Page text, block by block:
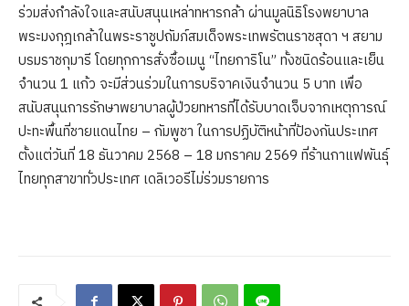
ร่วมส่งกำลังใจและสนับสนุนเหล่าทหารกล้า ผ่านมูลนิธิโรงพยาบาล
พระมงกุฎเกล้าในพระราชูปถัมภ์สมเด็จพระเทพรัตนราชสุดา ฯ สยาม
บรมราชกุมารี โดยทุกการสั่งซื้อเมนู “ไทยการิโน” ทั้งชนิดร้อนและเย็น
จำนวน 1 แก้ว จะมีส่วนร่วมในการบริจาคเงินจำนวน 5 บาท เพื่อ
สนับสนุนการรักษาพยาบาลผู้ป่วยทหารที่ได้รับบาดเจ็บจากเหตุการณ์
ปะทะพื้นที่ชายแดนไทย – กัมพูชา ในการปฏิบัติหน้าที่ป้องกันประเทศ
ตั้งแต่วันที่ 18 ธันวาคม 2568 – 18 มกราคม 2569 ที่ร้านกาแฟพันธุ์
ไทยทุกสาขาทั่วประเทศ เดลิเวอรีไม่ร่วมรายการ